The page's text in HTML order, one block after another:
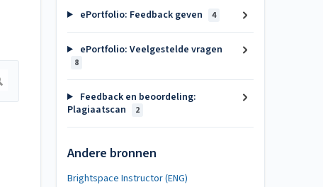
ePortfolio: Feedback geven 4
ePortfolio: Veelgestelde vragen
8
Feedback en beoordeling:
Plagiaatscan
2
Andere bronnen
Brightspace Instructor (ENG)